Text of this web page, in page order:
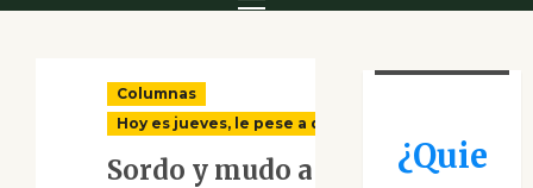
principal
Columnas
Hoy es jueves, le pese a quien le pese
Sordo y mudo a
¿Quie